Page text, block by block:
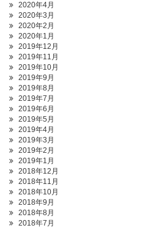
2020年4月
2020年3月
2020年2月
2020年1月
2019年12月
2019年11月
2019年10月
2019年9月
2019年8月
2019年7月
2019年6月
2019年5月
2019年4月
2019年3月
2019年2月
2019年1月
2018年12月
2018年11月
2018年10月
2018年9月
2018年8月
2018年7月